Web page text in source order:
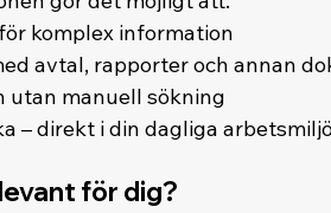
komplex information
avtal, rapporter och annan
utan manuell sökning
– direkt i din dagliga
för dig?